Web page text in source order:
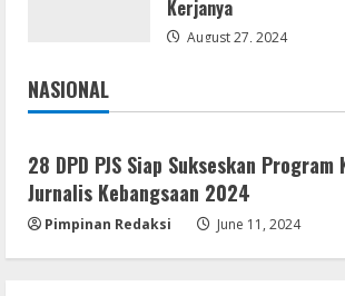
Activator Final
5
Serialers
Premium
August 6, 2026
Kerjanya
August 27, 2024
NASIONAL
Jakarta
28 DPD PJS Siap Sukseskan Program
Jurnalis Kebangsaan 2024
Pimpinan Redaksi June 11, 2024